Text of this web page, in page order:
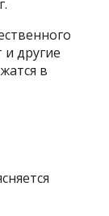
другие
в